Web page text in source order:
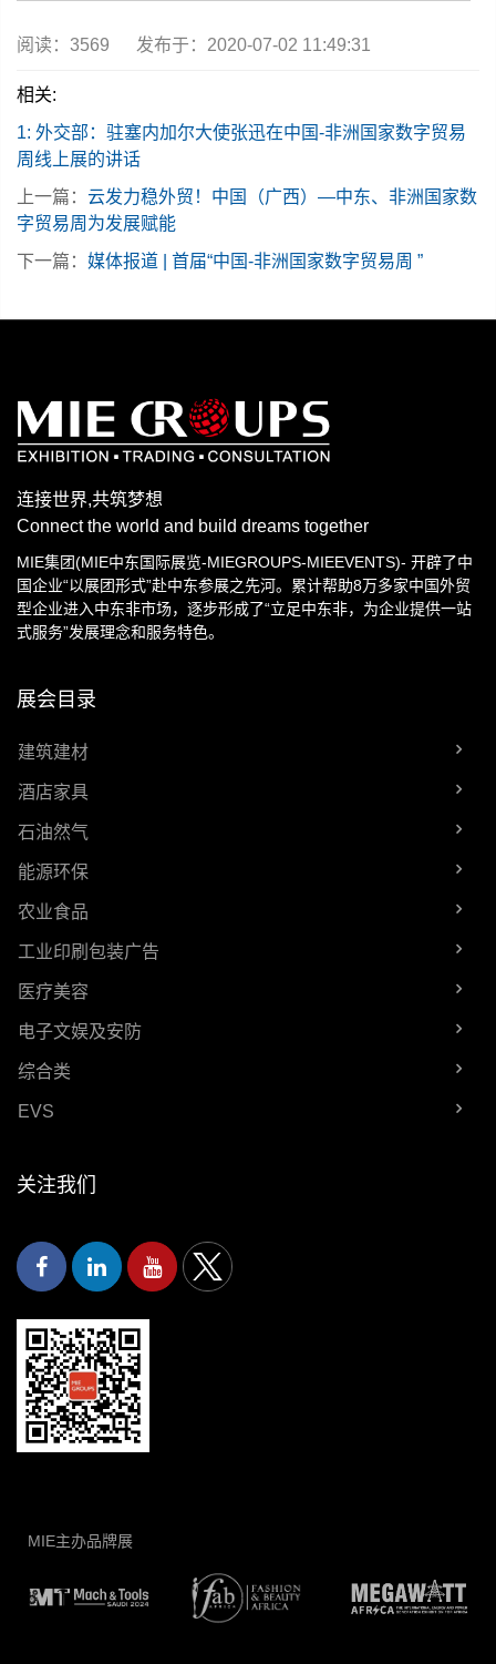
阅读： 3569 发布于：2020-07-02 11:49:31
相关:
1: 外交部：驻塞内加尔大使张迅在中国-非洲国家数字贸易
周线上展的讲话
上一篇： 云发力稳外贸！中国（广西）—中东、非洲国家数
字贸易周为发展赋能
下一篇： 媒体报道 | 首届“中国-非洲国家数字贸易周 ”
连接世界,共筑梦想
Connect the world and build dreams together
MIE集团(MIE中东国际展览-MIEGROUPS-MIEEVENTS)- 开辟了中
国企业“以展团形式”赴中东参展之先河。累计帮助8万多家中国外贸
型企业进入中东非市场，逐步形成了“立足中东非，为企业提供一站
式服务”发展理念和服务特色。
展会目录
建筑建材
酒店家具
石油然气
能源环保
农业食品
工业印刷包装广告
医疗美容
电子文娱及安防
综合类
EVS
关注我们
MIE主办品牌展